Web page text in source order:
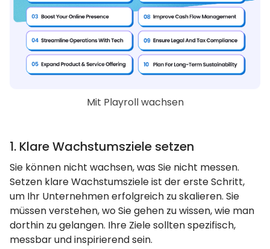
Mit Playroll wachsen
1. Klare Wachstumsziele setzen
Sie können nicht wachsen, was Sie nicht messen.
Setzen klare Wachstumsziele ist der erste Schritt,
um Ihr Unternehmen erfolgreich zu skalieren. Sie
müssen verstehen, wo Sie gehen zu wissen, wie man
dorthin zu gelangen. Ihre Ziele sollten spezifisch,
messbar und inspirierend sein.